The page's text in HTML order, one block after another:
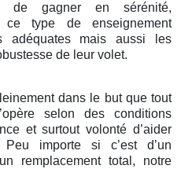
de gagner en sérénité,
ce type de enseignement
adéquates mais aussi les
de leur volet.
dans le but que tout
selon des conditions
et surtout volonté d’aider
Peu importe si c’est d’un
remplacement total, notre